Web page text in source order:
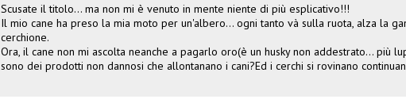
Scusate il titolo... ma non mi è venuto in mente niente di più esplicativo!!!
Il mio cane ha preso la mia moto per un'albero... ogni tanto và sulla ruota, alza la
cerchione.
Ora, il cane non mi ascolta neanche a pagarlo oro(è un husky non addestrato... più
sono dei prodotti non dannosi che allontanano i cani?Ed i cerchi si rovinano